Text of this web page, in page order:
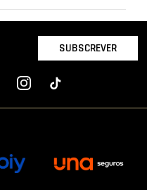
SUBSCREVER